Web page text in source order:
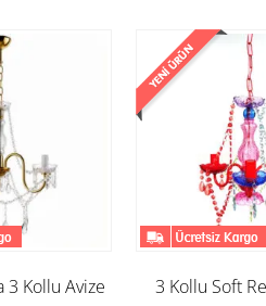
3 Kollu Avize 3 Kollu Soft